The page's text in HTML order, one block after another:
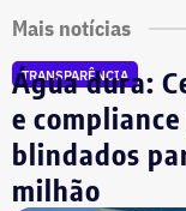
Mais notícias
TRANSPARÊNCIA
Água dura:
e
blindados
milhão